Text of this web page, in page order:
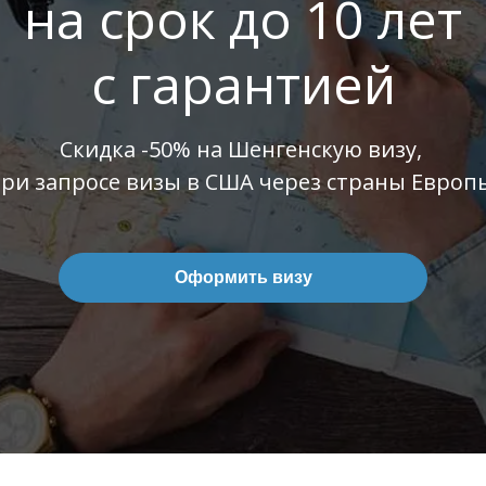
на срок до 10 лет
с гарантией
Скидка -50% на Шенгенскую визу,
запросе визы в США через страны
Оформить визу